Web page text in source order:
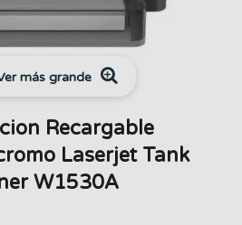
más grande
Recargable
Laserjet Tank
W1530A